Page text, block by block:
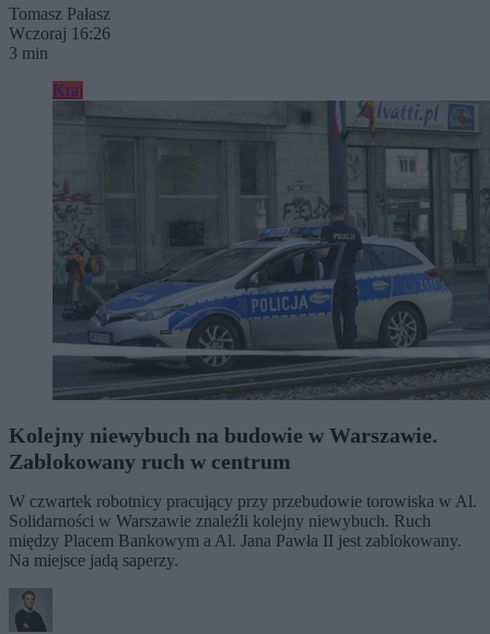
Tomasz Pałasz
Wczoraj 16:26
3 min
Kraj
Kolejny niewybuch na budowie w Warszawie.
Zablokowany ruch w centrum
W czwartek robotnicy pracujący przy przebudowie torowiska w Al.
Solidarności w Warszawie znaleźli kolejny niewybuch. Ruch
między Placem Bankowym a Al. Jana Pawła II jest zablokowany.
Na miejsce jadą saperzy.